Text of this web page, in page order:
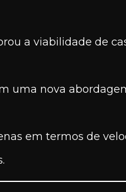
a viabilidade de
uma nova
em termos de